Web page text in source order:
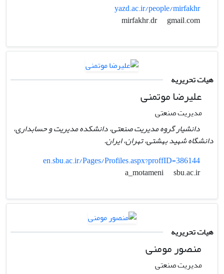
yazd.ac.ir/people/mirfakhr
gmail.com
هیات تحریریه
علیرضا موتمنی
مدیریت صنعتی
دانشیار گروه مدیریت صنعتی، دانشکده مدیریت و حسابداری،
دانشگاه شهید بهشتی، تهران، ایران.
en.sbu.ac.ir/Pages/Profiles.aspx?proffID=386144
a_motameni
sbu.ac.ir
هیات تحریریه
منصور مومنی
مدیریت صنعتی